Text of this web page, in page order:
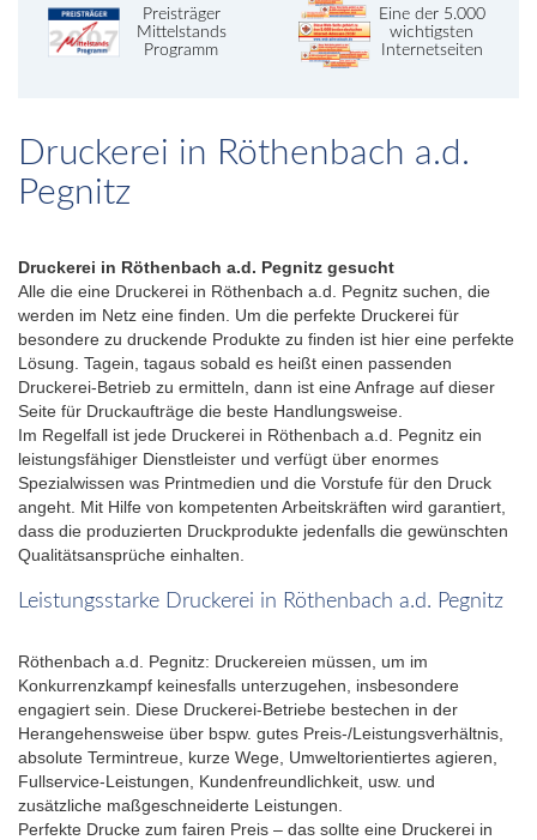
Preisträger
Mittelstands
Programm
Eine der 5.000
wichtigsten
Internetseiten
Druckerei in Röthenbach a.d.
Pegnitz
Druckerei in Röthenbach a.d. Pegnitz gesucht
Alle die eine Druckerei in Röthenbach a.d. Pegnitz suchen, die
werden im Netz eine finden. Um die perfekte Druckerei für
besondere zu druckende Produkte zu finden ist hier eine perfekte
Lösung. Tagein, tagaus sobald es heißt einen passenden
Druckerei-Betrieb zu ermitteln, dann ist eine Anfrage auf dieser
Seite für Druckaufträge die beste Handlungsweise.
Im Regelfall ist jede Druckerei in Röthenbach a.d. Pegnitz ein
leistungsfähiger Dienstleister und verfügt über enormes
Spezialwissen was Printmedien und die Vorstufe für den Druck
angeht. Mit Hilfe von kompetenten Arbeitskräften wird garantiert,
dass die produzierten Druckprodukte jedenfalls die gewünschten
Qualitätsansprüche einhalten.
Leistungsstarke Druckerei in Röthenbach a.d. Pegnitz
Röthenbach a.d. Pegnitz: Druckereien müssen, um im
Konkurrenzkampf keinesfalls unterzugehen, insbesondere
engagiert sein. Diese Druckerei-Betriebe bestechen in der
Herangehensweise über bspw. gutes Preis-/Leistungsverhältnis,
absolute Termintreue, kurze Wege, Umweltorientiertes agieren,
Fullservice-Leistungen, Kundenfreundlichkeit, usw. und
zusätzliche maßgeschneiderte Leistungen.
Perfekte Drucke zum fairen Preis – das sollte eine Druckerei in